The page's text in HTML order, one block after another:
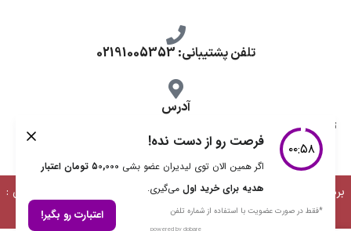
تلفن پشتیبانی: 02191005353
آدرس
تهران، طرشت شمالی، خ محمد حسینی، کوچه گلناز شرقی، پلاک 10.
برداشت مطالب با ذکر منبع بلامانع است | طراحی، توسعه و پشتیبانی :
دیمن ارتباط